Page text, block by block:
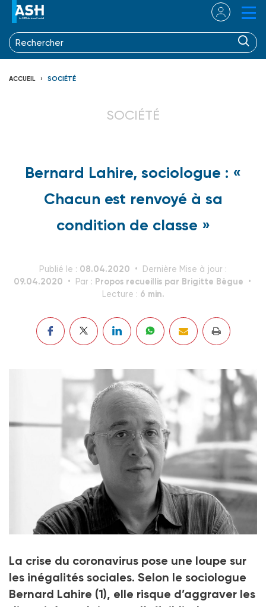
ACCUEIL SOCIÉTÉ
SOCIÉTÉ
Bernard Lahire, sociologue : «
Chacun est renvoyé à sa
condition de classe »
Publié le : 08.04.2020 Dernière Mise à jour :
09.04.2020 Par : Propos recueillis par Brigitte Bègue
Lecture : 6 min.
Crédit photo DR
La crise du coronavirus pose une loupe sur
les inégalités sociales. Selon le sociologue
Bernard Lahire (1), elle risque d’aggraver les